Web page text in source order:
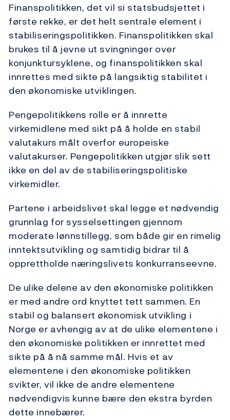
Finanspolitikken, det vil si statsbudsjettet i
første rekke, er det helt sentrale element i
stabiliseringspolitikken. Finanspolitikken skal
brukes til å jevne ut svingninger over
konjunktursyklene, og finanspolitikken skal
innrettes med sikte på langsiktig stabilitet i
den økonomiske utviklingen.
Pengepolitikkens rolle er å innrette
virkemidlene med sikt på å holde en stabil
valutakurs målt overfor europeiske
valutakurser. Pengepolitikken utgjør slik sett
ikke en del av de stabiliseringspolitiske
virkemidler.
Partene i arbeidslivet skal legge et nødvendig
grunnlag for sysselsettingen gjennom
moderate lønnstillegg, som både gir en rimelig
inntektsutvikling og samtidig bidrar til å
opprettholde næringslivets konkurranseevne.
De ulike delene av den økonomiske politikken
er med andre ord knyttet tett sammen. En
stabil og balansert økonomisk utvikling i
Norge er avhengig av at de ulike elementene i
den økonomiske politikken er innrettet med
sikte på å nå samme mål. Hvis et av
elementene i den økonomiske politikken
svikter, vil ikke de andre elementene
nødvendigvis kunne bære den ekstra byrden
dette innebærer.